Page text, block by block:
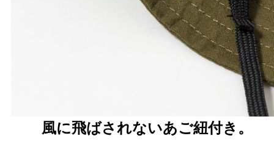
風に飛ばされないあご紐付き。